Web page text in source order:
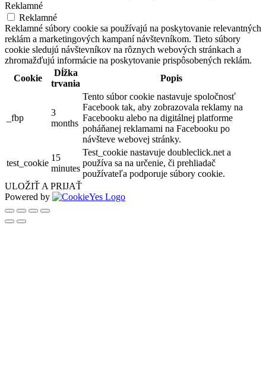
Reklamné
Reklamné
Reklamné súbory cookie sa používajú na poskytovanie relevantných
reklám a marketingových kampaní návštevníkom. Tieto súbory
cookie sledujú návštevníkov na rôznych webových stránkach a
zhromažďujú informácie na poskytovanie prispôsobených reklám.
Cookie
Dĺžka
trvania
Popis
_fbp
3
months
Tento súbor cookie nastavuje spoločnosť
Facebook tak, aby zobrazovala reklamy na
Facebooku alebo na digitálnej platforme
poháňanej reklamami na Facebooku po
návšteve webovej stránky.
test_cookie
15
minutes
Test_cookie nastavuje doubleclick.net a
používa sa na určenie, či prehliadač
používateľa podporuje súbory cookie.
ULOŽIŤ A PRIJAŤ
Powered by